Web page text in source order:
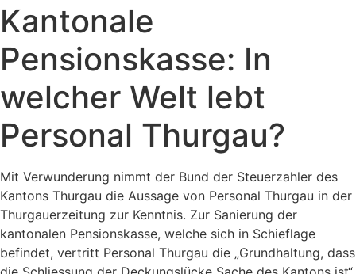
Kantonale
Pensionskasse: In
welcher Welt lebt
Personal Thurgau?
Mit Verwunderung nimmt der Bund der Steuerzahler des
Kantons Thurgau die Aussage von Personal Thurgau in der
Thurgauerzeitung zur Kenntnis. Zur Sanierung der
kantonalen Pensionskasse, welche sich in Schieflage
befindet, vertritt Personal Thurgau die „Grundhaltung, dass